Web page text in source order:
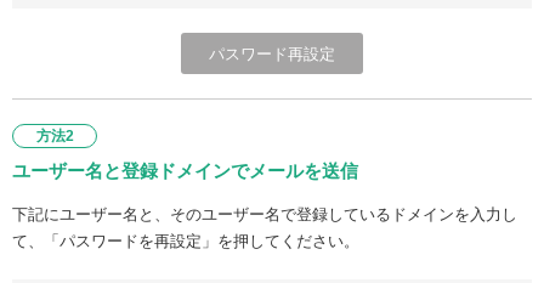
方法2
ユーザー名と登録ドメインでメールを送信
下記にユーザー名と、そのユーザー名で登録しているドメインを入力し
て、「パスワードを再設定」を押してください。